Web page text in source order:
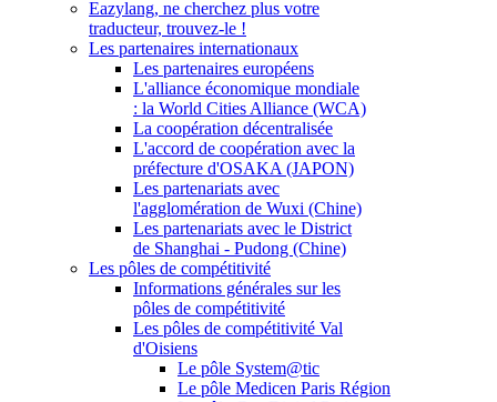
Eazylang, ne cherchez plus votre
traducteur, trouvez-le !
Les partenaires internationaux
Les partenaires européens
L'alliance économique mondiale
: la World Cities Alliance (WCA)
La coopération décentralisée
L'accord de coopération avec la
préfecture d'OSAKA (JAPON)
Les partenariats avec
l'agglomération de Wuxi (Chine)
Les partenariats avec le District
de Shanghai - Pudong (Chine)
Les pôles de compétitivité
Informations générales sur les
pôles de compétitivité
Les pôles de compétitivité Val
d'Oisiens
Le pôle System@tic
Le pôle Medicen Paris Région